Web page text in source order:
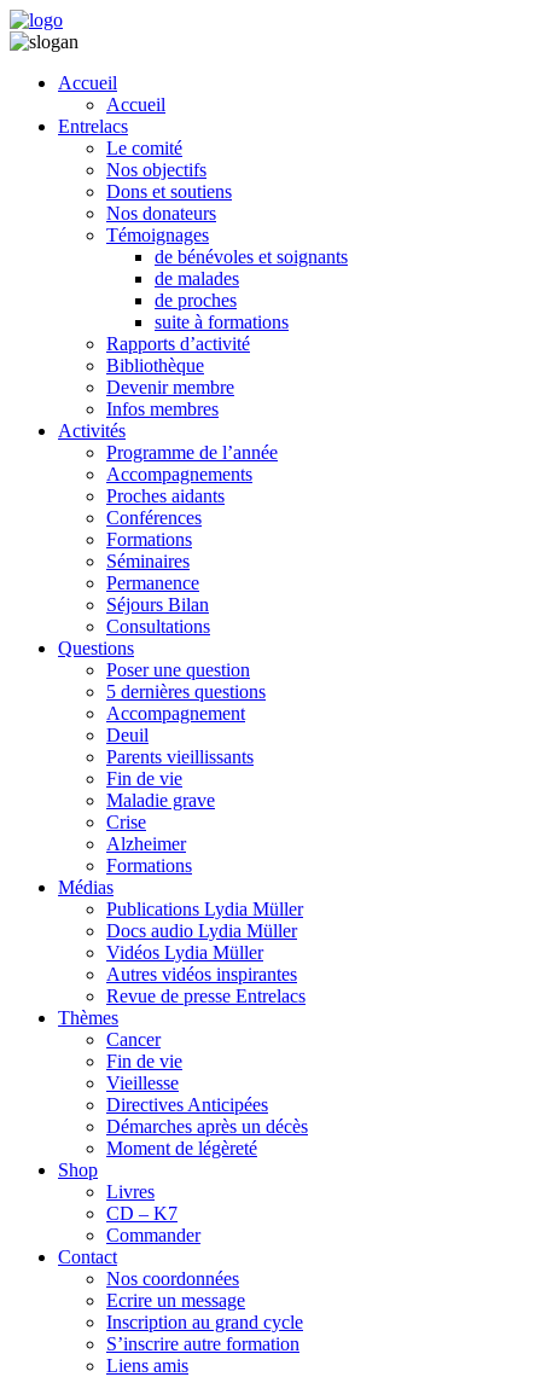
Accueil
Accueil
Entrelacs
Le comité
Nos objectifs
Dons et soutiens
Nos donateurs
Témoignages
de bénévoles et soignants
de malades
de proches
suite à formations
Rapports d’activité
Bibliothèque
Devenir membre
Infos membres
Activités
Programme de l’année
Accompagnements
Proches aidants
Conférences
Formations
Séminaires
Permanence
Séjours Bilan
Consultations
Questions
Poser une question
5 dernières questions
Accompagnement
Deuil
Parents vieillissants
Fin de vie
Maladie grave
Crise
Alzheimer
Formations
Médias
Publications Lydia Müller
Docs audio Lydia Müller
Vidéos Lydia Müller
Autres vidéos inspirantes
Revue de presse Entrelacs
Thèmes
Cancer
Fin de vie
Vieillesse
Directives Anticipées
Démarches après un décès
Moment de légèreté
Shop
Livres
CD – K7
Commander
Contact
Nos coordonnées
Ecrire un message
Inscription au grand cycle
S’inscrire autre formation
Liens amis